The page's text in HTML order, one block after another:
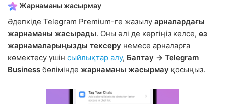
Жарнаманы жасырмау
Әдепкіде Telegram Premium-ге жазылу арналардағы
жарнаманы жасырады. Оны әлі де көргіңіз келсе, өз
жарнамаларыңызды тексеру немесе арналарға
көмектесу үшін сыйлықтар алу, Баптау → Telegram
Business бөлімінде жарнаманы жасырмау қосыңыз.